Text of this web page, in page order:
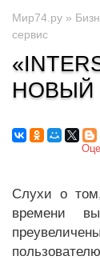
Мир74.ру »
сервис
НОВЫЙ
Слухи о
времени